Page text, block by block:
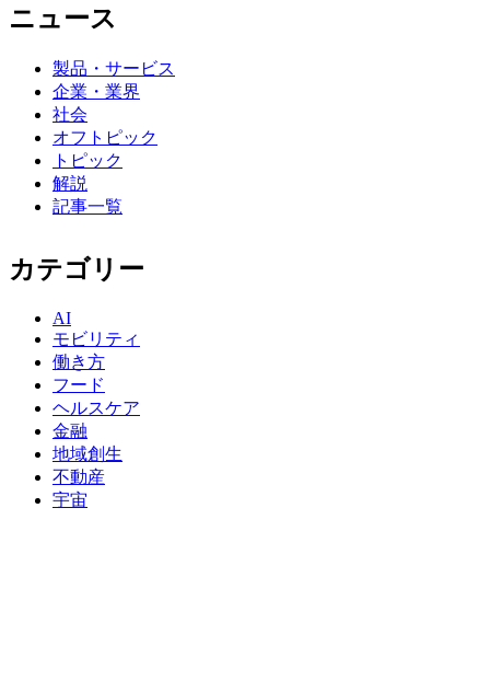
ニュース
製品・サービス
企業・業界
社会
オフトピック
トピック
解説
記事一覧
カテゴリー
AI
モビリティ
働き方
フード
ヘルスケア
金融
地域創生
不動産
宇宙